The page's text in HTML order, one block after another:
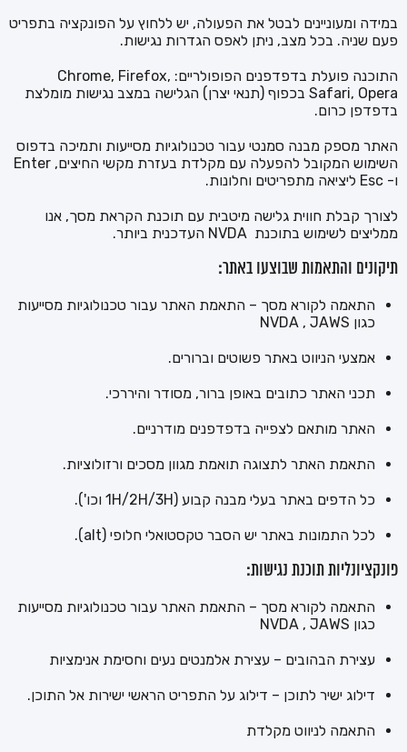
במידה ומעוניינים לבטל את הפעולה, יש ללחוץ על הפונקציה בתפריט
פעם שניה. בכל מצב, ניתן לאפס הגדרות נגישות.
התוכנה פועלת בדפדפנים הפופולריים: Chrome, Firefox,
Safari, Opera בכפוף (תנאי יצרן) הגלישה במצב נגישות מומלצת
בדפדפן כרום.
האתר מספק מבנה סמנטי עבור טכנולוגיות מסייעות ותמיכה בדפוס
השימוש המקובל להפעלה עם מקלדת בעזרת מקשי החיצים, Enter
ו- Esc ליציאה מתפריטים וחלונות.
לצורך קבלת חווית גלישה מיטבית עם תוכנת הקראת מסך, אנו
ממליצים לשימוש בתוכנת NVDA העדכנית ביותר.
תיקונים והתאמות שבוצעו באתר:
התאמה לקורא מסך – התאמת האתר עבור טכנולוגיות מסייעות
כגון NVDA , JAWS
אמצעי הניווט באתר פשוטים וברורים.
תכני האתר כתובים באופן ברור, מסודר והיררכי.
האתר מותאם לצפייה בדפדפנים מודרניים.
התאמת האתר לתצוגה תואמת מגוון מסכים ורזולוציות.
כל הדפים באתר בעלי מבנה קבוע (1H/2H/3H וכו').
לכל התמונות באתר יש הסבר טקסטואלי חלופי (alt).
פונקציונליות תוכנת נגישות:
התאמה לקורא מסך – התאמת האתר עבור טכנולוגיות מסייעות
כגון NVDA , JAWS
עצירת הבהובים – עצירת אלמנטים נעים וחסימת אנימציות
דילוג ישיר לתוכן – דילוג על התפריט הראשי ישירות אל התוכן.
התאמה לניווט מקלדת